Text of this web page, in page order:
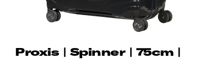
Proxis | Spinner | 75cm |